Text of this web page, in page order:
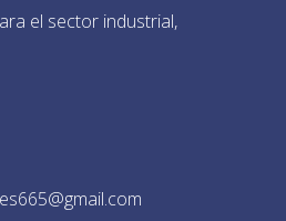
el sector industrial,